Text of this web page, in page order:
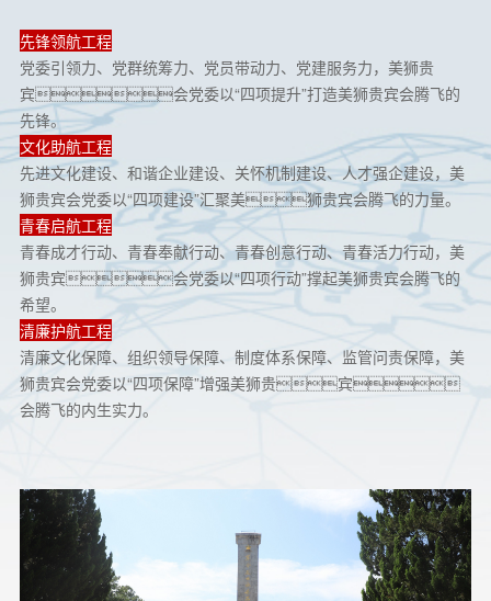
先锋领航工程
党委引领力、党群统筹力、党员带动力、党建服务力，美狮贵
宾会党委以“四项提升”打造美狮贵宾会腾飞的
先锋。
文化助航工程
先进文化建设、和谐企业建设、关怀机制建设、人才强企建设，美
狮贵宾会党委以“四项建设”汇聚美狮贵宾会腾飞的力量。
青春启航工程
青春成才行动、青春奉献行动、青春创意行动、青春活力行动，美
狮贵宾会党委以“四项行动”撑起美狮贵宾会腾飞的
希望。
清廉护航工程
清廉文化保障、组织领导保障、制度体系保障、监管问责保障，美
狮贵宾会党委以“四项保障”增强美狮贵宾
会腾飞的内生实力。